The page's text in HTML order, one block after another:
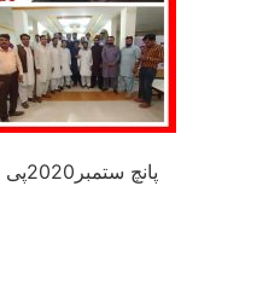
پانچ ستمبر2020پی ایم ایل اے ایگزیکٹو باڈی